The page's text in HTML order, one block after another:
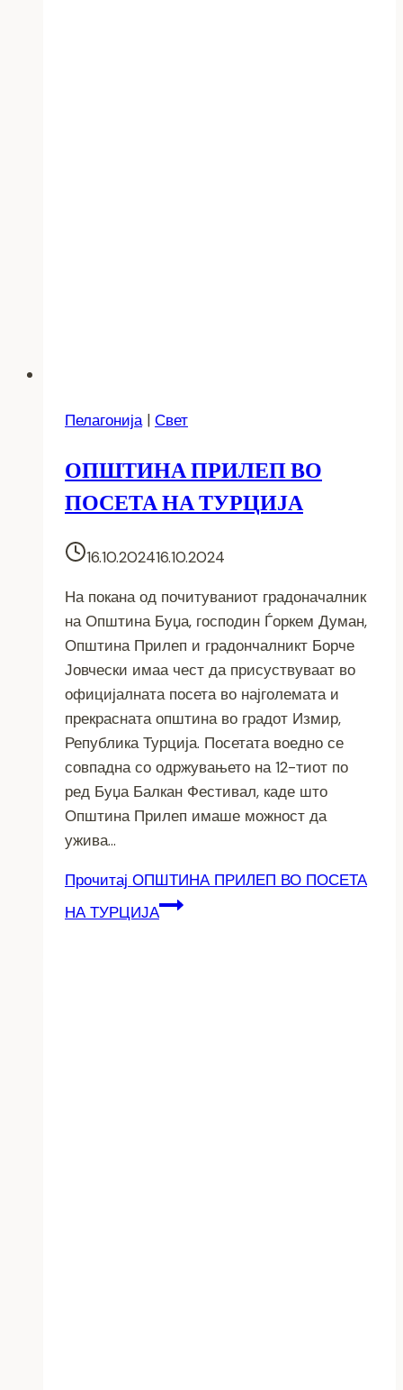
Пелагонија| Свет
ОПШТИНА ПРИЛЕП ВО
ПОСЕТА НА ТУРЦИЈА
16.10.202416.10.2024
На покана од почитуваниот градоначалник
на Општина Буџа, господин Ѓоркем Думан,
Општина Прилеп и градончалникт Борче
Јовчески имаа чест да присуствуваат во
официјалната посета во најголемата и
прекрасната општина во градот Измир,
Република Турција. Посетата воедно се
совпадна со одржувањето на 12-тиот по
ред Буџа Балкан Фестивал, каде што
Општина Прилеп имаше можност да
ужива…
Прочитај ОПШТИНА ПРИЛЕП ВО ПОСЕТА
НА ТУРЦИЈА